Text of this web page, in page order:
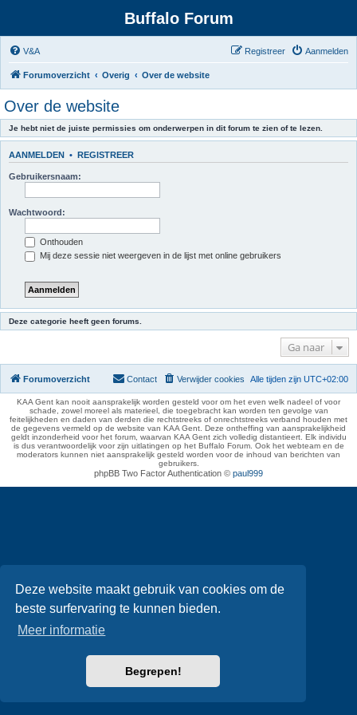
Deze website maakt gebruik van cookies om de
beste surfervaring te kunnen bieden.
Meer informatie
Begrepen!
Buffalo Forum
V&A Aanmelden
Registreer
Forumoverzicht Overig Over de website
Over de website
Je hebt niet de juiste permissies om onderwerpen in dit forum te zien of te lezen.
AANMELDEN • REGISTREER
Gebruikersnaam:
Wachtwoord:
Onthouden
Mij deze sessie niet weergeven in de lijst met online gebruikers
Deze categorie heeft geen forums.
Ga naar
Forumoverzicht Alle tijden zijn UTC+02:00
Verwijder cookies
Contact
KAA Gent kan nooit aansprakelijk worden gesteld voor om het even welk nadeel of voor
schade, zowel moreel als materieel, die toegebracht kan worden ten gevolge van
feitelijkheden en daden van derden die rechtstreeks of onrechtstreeks verband houden met
de gegevens vermeld op de website van KAA Gent. Deze ontheffing van aansprakelijkheid
geldt inzonderheid voor het forum, waarvan KAA Gent zich volledig distantieert. Elk individu
is dus verantwoordelijk voor zijn uitlatingen op het Buffalo Forum. Ook het webteam en de
moderators kunnen niet aansprakelijk gesteld worden voor de inhoud van berichten van
gebruikers.
phpBB Two Factor Authentication © paul999